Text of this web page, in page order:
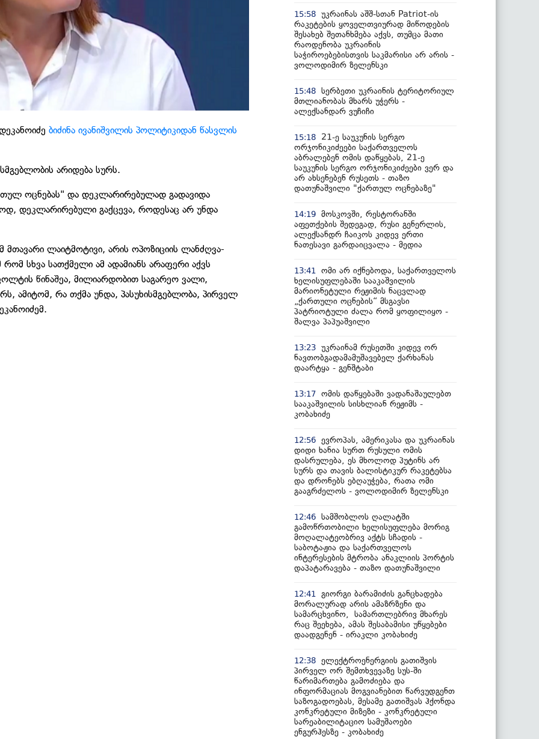
ბიძინა ივანიშვილის პოლიტიკიდან წასვლის
არიდება სურს.
ოცნებას" და დეკლარირებულად გადავიდა
დეკლარირებული გაქცევა, როდესაც არ უნდა
ლაიტმოტივი, არის ოპოზიციის ლანძღვა-
სხვა სათქმელი ამ ადამიანს არაფერი აქვს
წინაშეა, მილიარდობით საგარეო ვალი,
ამიტომ, რა თქმა უნდა, პასუხისმგებლობა, პირველ
15:58 უკრაინას აშშ-სთან Patriot-ის
რაკეტების ყოველთვიურად მიწოდების
შესახებ შეთანხმება აქვს, თუმცა მათი
რაოდენობა უკრაინის
საჭიროებებისთვის საკმარისი არ არის -
ვოლოდიმირ ზელენსკი
15:48 სერბეთი უკრაინის ტერიტორიულ
მთლიანობას მხარს უჭერს -
ალექსანდარ ვუჩიჩი
15:18
21-ე საუკუნის სერგო
ორჯონიკიძეები საქართველოს
აბრალებენ ომის დაწყებას, 21-ე
საუკუნის სერგო ორჯონიკიძეები ვერ და
არ ახსენებენ რუსეთს - თაზო
დათუნაშვილი "ქართულ ოცნებაზე"
14:19 მოსკოვში, რესტორანში
აფეთქების შედეგად, რუსი გენერლის,
ალექსანდრ ჩაიკოს კიდევ ერთი
ნათესავი გარდაიცვალა - მედია
13:41
ომი არ იქნებოდა, საქართველოს
ხელისუფლებაში სააკაშვილის
მარიონეტული რეჟიმის ნაცვლად
„ქართული ოცნების“ მსგავსი
პატრიოტული ძალა რომ ყოფილიყო -
შალვა პაპუაშვილი
13:23 უკრაინამ რუსეთში კიდევ ორ
ნავთობგადამამუშავებელ ქარხანას
დაარტყა - გენშტაბი
13:17 ომის დაწყებაში ვადანაშაულებთ
სააკაშვილის სისხლიან რეჟიმს -
კობახიძე
12:56 ევროპას, ამერიკასა და უკრაინას
დიდი ხანია სურთ რუსული ომის
დასრულება, ეს მხოლოდ პუტინს არ
სურს და თავის ბალისტიკურ რაკეტებსა
და დრონებს ებღაუჭება, რათა ომი
გააგრძელოს - ვოლოდიმირ ზელენსკი
12:46 სამშობლოს ღალატში
გამოწრთობილი ხელისუფლება მორიგ
მოღალატეობრივ აქტს სჩადის -
საბოტაჟია და საქართველოს
ინტერესების მტრობა ანაკლიის პორტის
დაპატარავება - თაზო დათუნაშვილი
12:41
გიორგი ბარამიძის განცხადება
მორალურად არის ამაზრზენი და
სამარცხვინო, სამართლებრივ მხარეს
რაც შეეხება, ამას შესაბამისი უწყებები
დაადგენენ - ირაკლი კობახიძე
12:38 ელექტროენერგიის გათიშვის
პირველ ორ შემთხვევაზე სუს-ში
წარიმართება გამოძიება და
ინფორმაციას მოგვიანებით წარვუდგენთ
საზოგადოებას, მესამე გათიშვას ჰქონდა
კონკრეტული მიზეზი - კონკრეტული
სარეაბილიტაციო სამუშაოები
ენგურჰესზე - კობახიძე